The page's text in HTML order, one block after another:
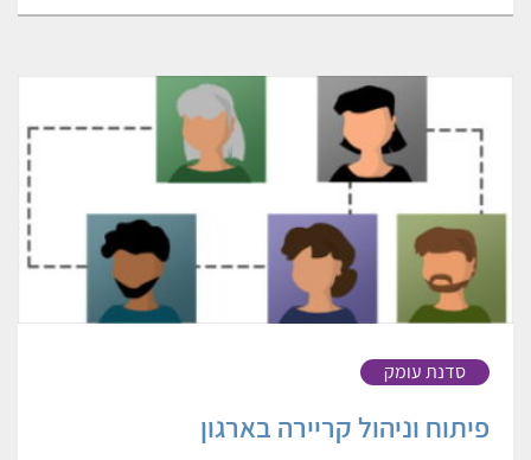
סדנת עומק
פיתוח וניהול קריירה בארגון